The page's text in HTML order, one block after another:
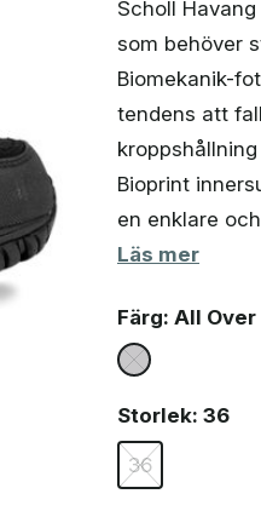
priset
var:
1
048 kr.
priset
är:
439 kr.
Scholl
som behöver
Biomekanik-
tendens att
Bioprint
en enklare
Läs mer
Färg: All
Storlek: 36
36